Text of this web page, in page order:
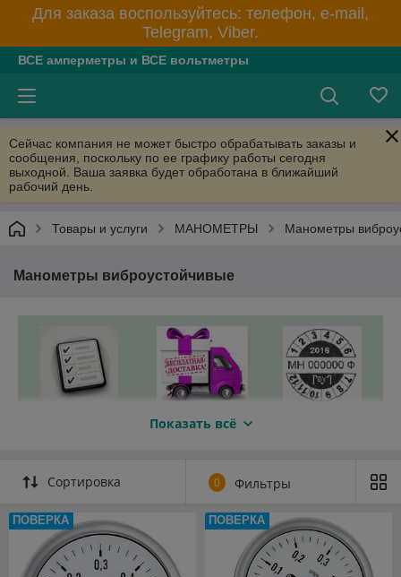
Для заказа воспользуйтесь: телефон, e-mail,
Telegram, Viber.
ВСЕ амперметры и ВСЕ вольтметры
Сейчас компания не может быстро обрабатывать заказы и
сообщения, поскольку по ее графику работы сегодня
выходной. Ваша заявка будет обработана в ближайший
рабочий день.
Товары и услуги МАНОМЕТРЫ Манометры
Манометры виброустойчивые
Марка
манометра
Диаметр корпуса
Расположение
штуцера
Показать всё
Сортировка 0 Фильтры
ПОВЕРКА ПОВЕРКА